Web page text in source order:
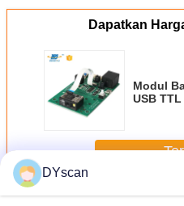
Dapatkan
Modul
USB
LebihMesin pemindai 2D
DYscan